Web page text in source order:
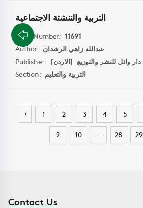
التربية والتنشئة الاجتماعية
Book Number: 11691
Author: عبدالله زاهي الرشدان
Publisher:
دار وائل للنشر والتوزيع [الاردن]
Section: التربية والتعليم
‹ 1 2 3 4 5
9 10 ... 28 29
Contact Us